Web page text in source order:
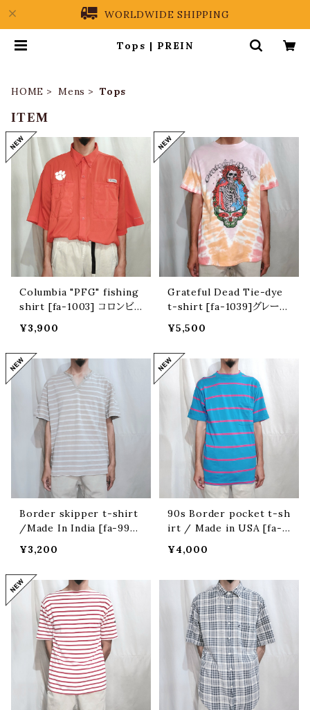
WORLDWIDE SHIPPING
Tops | PREIN
HOME Mens Tops
ITEM
Columbia "PFG" fishing
shirt [fa-1003] コロンビ
¥3,900
Grateful Dead Tie-dye
t-shirt [fa-1039]グレート
¥5,500
Border skipper t-shirt
/Made In India [fa-999]
Tシャツ
¥3,200
90s Border pocket t-sh
irt / Made in USA [fa-9
ダーポケットTシャツ
¥4,000